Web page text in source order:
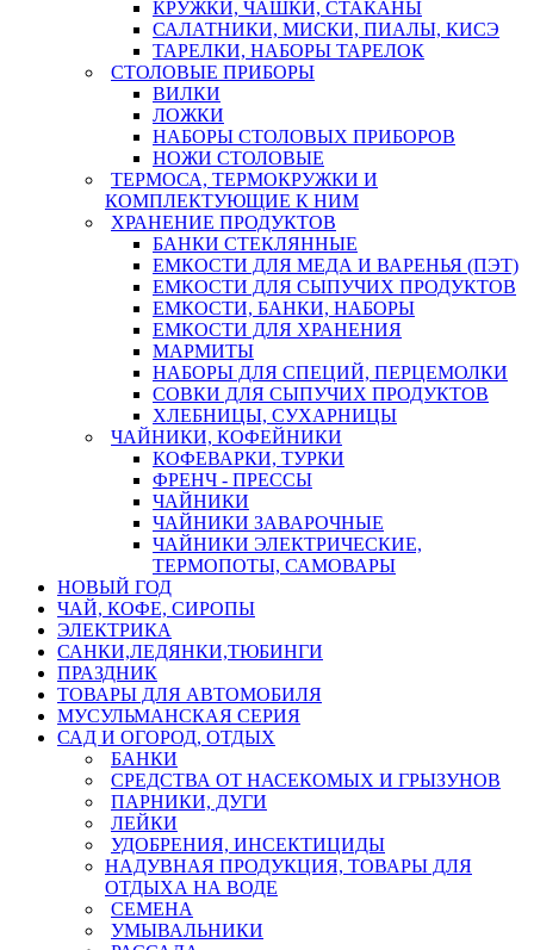
КРУЖКИ, ЧАШКИ, СТАКАНЫ
САЛАТНИКИ, МИСКИ, ПИАЛЫ, КИСЭ
ТАРЕЛКИ, НАБОРЫ ТАРЕЛОК
СТОЛОВЫЕ ПРИБОРЫ
ВИЛКИ
ЛОЖКИ
НАБОРЫ СТОЛОВЫХ ПРИБОРОВ
НОЖИ СТОЛОВЫЕ
ТЕРМОСА, ТЕРМОКРУЖКИ И
КОМПЛЕКТУЮЩИЕ К НИМ
ХРАНЕНИЕ ПРОДУКТОВ
БАНКИ СТЕКЛЯННЫЕ
ЕМКОСТИ ДЛЯ МЕДА И ВАРЕНЬЯ (ПЭТ)
ЕМКОСТИ ДЛЯ СЫПУЧИХ ПРОДУКТОВ
ЕМКОСТИ, БАНКИ, НАБОРЫ
ЕМКОСТИ ДЛЯ ХРАНЕНИЯ
МАРМИТЫ
НАБОРЫ ДЛЯ СПЕЦИЙ, ПЕРЦЕМОЛКИ
СОВКИ ДЛЯ СЫПУЧИХ ПРОДУКТОВ
ХЛЕБНИЦЫ, СУХАРНИЦЫ
ЧАЙНИКИ, КОФЕЙНИКИ
КОФЕВАРКИ, ТУРКИ
ФРЕНЧ - ПРЕССЫ
ЧАЙНИКИ
ЧАЙНИКИ ЗАВАРОЧНЫЕ
ЧАЙНИКИ ЭЛЕКТРИЧЕСКИЕ,
ТЕРМОПОТЫ, САМОВАРЫ
НОВЫЙ ГОД
ЧАЙ, КОФЕ, СИРОПЫ
ЭЛЕКТРИКА
САНКИ,ЛЕДЯНКИ,ТЮБИНГИ
ПРАЗДНИК
ТОВАРЫ ДЛЯ АВТОМОБИЛЯ
МУСУЛЬМАНСКАЯ СЕРИЯ
САД И ОГОРОД, ОТДЫХ
БАНКИ
СРЕДСТВА ОТ НАСЕКОМЫХ И ГРЫЗУНОВ
ПАРНИКИ, ДУГИ
ЛЕЙКИ
УДОБРЕНИЯ, ИНСЕКТИЦИДЫ
НАДУВНАЯ ПРОДУКЦИЯ, ТОВАРЫ ДЛЯ
ОТДЫХА НА ВОДЕ
СЕМЕНА
УМЫВАЛЬНИКИ